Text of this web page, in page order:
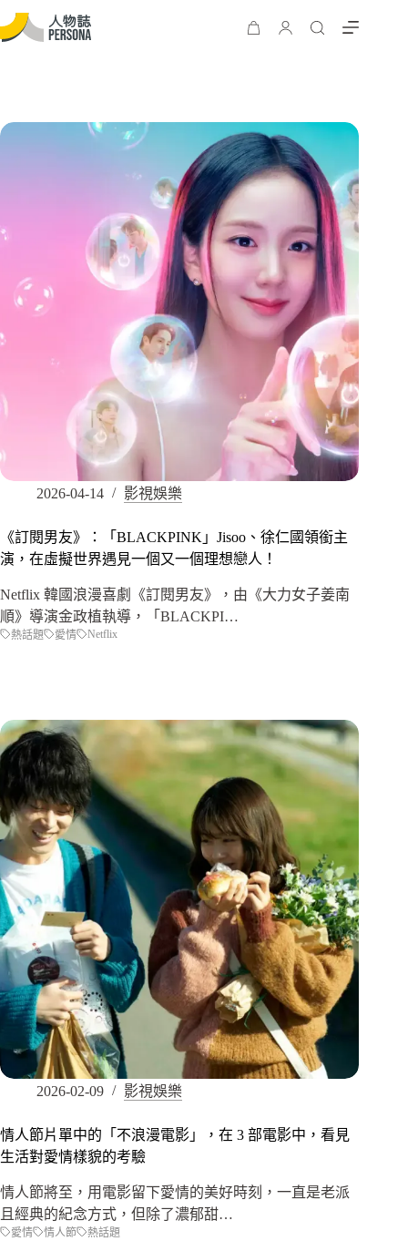
2026-04-14 影視娛樂
《訂閱男友》：「BLACKPINK」Jisoo、徐仁國領銜主
演，在虛擬世界遇見一個又一個理想戀人！
Netflix 韓國浪漫喜劇《訂閱男友》，由《大力女子姜南
順》導演金政植執導，「BLACKPI…
熱話題 愛情 Netflix
2026-02-09 影視娛樂
情人節片單中的「不浪漫電影」，在 3 部電影中，看見
生活對愛情樣貌的考驗
情人節將至，用電影留下愛情的美好時刻，一直是老派
且經典的紀念方式，但除了濃郁甜…
愛情 情人節 熱話題